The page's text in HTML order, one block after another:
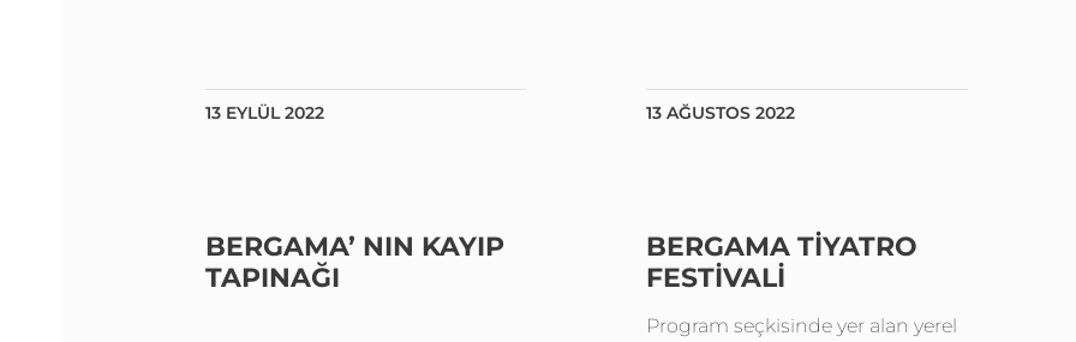
13 EYLÜL 2022 13 AĞUSTOS 2022
BERGAMA’ NIN KAYIP
TAPINAĞI
BERGAMA TIYATRO
FESTIVALI
Program seçkisinde yer alan yerel